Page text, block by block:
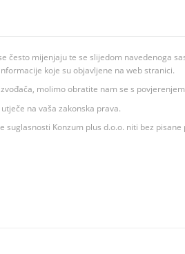
mijenjaju te se slijedom navedenoga
koje su objavljene na web stranici.
molimo obratite nam se s
na vaša zakonska prava.
Konzum plus d.o.o. niti bez pisane